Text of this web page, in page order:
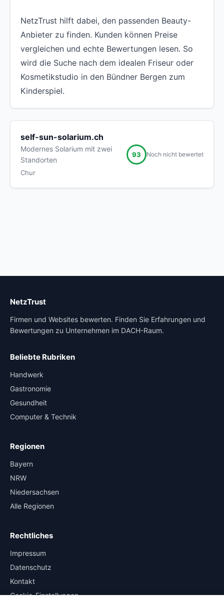
NetzTrust hilft dabei, den passenden Beauty-
Anbieter zu finden. Kunden können Preise
vergleichen und echte Bewertungen lesen. So
wird die Suche nach dem idealen Friseur oder
Kosmetikstudio in den Bündner Bergen zum
Kinderspiel.
self-sun-solarium.ch
Modernes Solarium mit zwei
Standorten
Chur
93 Noch nicht bewertet
NetzTrust
Firmen und Websites bewerten. Finden Sie Erfahrungen und
Bewertungen zu Unternehmen im DACH-Raum.
Beliebte Rubriken
Handwerk
Gastronomie
Gesundheit
Computer & Technik
Regionen
Bayern
NRW
Niedersachsen
Alle Regionen
Rechtliches
Impressum
Datenschutz
Kontakt
Cookie-Einstellungen